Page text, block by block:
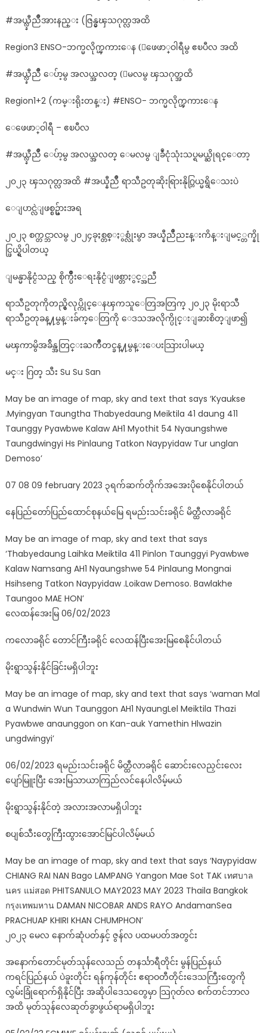
#အယ္လ္နီညိဳအားနည္း (ဇြန္မွၾသဂုတ္လအထိ
Region3 ENSO-ဘက္မလိုက္ၾကားေန (ေဖေဖာ္ဝါရီမွ ဧၿပီလ အထိ
#အယ္လ္နီညိဳ ေပ်ာ့မွ အလယ္အလတ္ (ေမလမွ ၾသဂုတ္အထိ
Region1+2 (ကမ္းရိုးတန္း) #ENSO- ဘက္မလိုက္ၾကားေန
ေဖေဖာ္ဝါရီ – ဧၿပီလ
#အယ္လ္နီညိဳ ေပ်ာ့မွ အလယ္အလတ္ ေမလမွ ျခဳံငုံသုံးသပ္ရမယ္ဆိုရင္ေတာ့
၂၀၂၃ ၾသဂုတ္လအထိ #အယ္နီညိဳ ရာသီဥတုဆိုးရြားနိုဂ္ဘြယ္မရွိေသးပဲ
ေျပာင္လဲျဖစ္စဥ္မ်ားအရ
၂၀၂၃ စက္တင္ဘာလမွ ၂၀၂၄ခုႈစ္တစ္ႏွစ္လုံးမွာ အယ္နီညိဳညႊန္းကိန္းျမင့္တက္နို
င္ဖြယ္ရွိပါတယ္
ျမန္မာနိုင္ငံသည္ စိုက္ပ်ိဳးေရးနိုင္ငံျဖစ္တာႏွင့္အညီ
ရာသီဥတုကိုတည္မွိလုပ္ကိုင္ေနၾကသူေတြအတြက္ ၂၀၂၃ မိုးရာသီ
ရာသီဥတုခန္႔မွန္းခ်က္ေတြကို ေဒသအလိုက္ပိုင္းျခားစိတ္ျဖာ၍
မၾကာမွိအခ်ိန္အတြင္းႀကိဳတင္ခန္႔မွန္းေပးသြားပါမယ္
မင္း ဂြတ္ သီး Su Su San
May be an image of map, sky and text that says ‘Kyaukse
.Myingyan Taungtha Thabyedaung Meiktila 41 daung 411
Taunggy Pyawbwe Kalaw AH1 Myothit 54 Nyaungshwe
Taungdwingyi Hs Pinlaung Tatkon Naypyidaw Tur unglan
Demoso’
07 08 09 february 2023 ၃ရက်ဆက်တိုက်အအေးပိုစေနိုင်ပါတယ်
နေပြည်တော်ပြည်ထောင်စုနယ်မြေ ရမည်းသင်းခရိုင် မိတ္ထီလာခရိုင်
May be an image of map, sky and text that says
‘Thabyedaung Laihka Meiktila 411 Pinlon Taunggyi Pyawbwe
Kalaw Namsang AH1 Nyaungshwe 54 Pinlaung Mongnai
Hsihseng Tatkon Naypyidaw .Loikaw Demoso. Bawlakhe
Taungoo MAE HON’
လေထန်အေးမြ 06/02/2023
ကလောခရိုင် တောင်ကြီးခရိုင် လေထန်ပြီးအေးမြစေနိုင်ပါတယ်
မိုးရွာသွန်းနိုင်ခြင်းမရှိပါဘူး
May be an image of map, sky and text that says ‘waman Mal
a Wundwin Wun Taunggon AH1 NyaungLel Meiktila Thazi
Pyawbwe anaunggon on Kan-auk Yamethin Hlwazin
ungdwingyi’
06/02/2023 ရမည်းသင်းခရိုင် မိတ္ထီလာခရိုင် ဆောင်းလေညှင်းလေး
ပျော်မြူးပြီး အေးမြသာယာကြည်လင်နေပါလိမ့်မယ်
မိုးရွာသွန်းနိုင်တဲ့ အလားအလာမရှိပါဘူး
စပျစ်သီးတွေကြီးထွားအောင်မြင်ပါလိမ့်မယ်
May be an image of map, sky and text that says ‘Naypyidaw
CHIANG RAI NAN Bago LAMPANG Yangon Mae Sot TAK เทศบาล
นคร แม่สอด PHITSANULO MAY2023 MAY 2023 Thaila Bangkok
กรุงเทพมหาน DAMAN NICOBAR ANDS RAYO AndamanSea
PRACHUAP KHIRI KHAN CHUMPHON’
၂၀၂၃ မေလ နောက်ဆုံပတ်နှင့် ဇွန်လ ပထမပတ်အတွင်း
အနောက်တောင်မုတ်သုန်လေသည် တနင်္သာရီတိုင်း မွန်ပြည်နယ်
ကရင်ပြည်နယ် ပဲခူးတိုင်း ရန်ကုန်တိုင်း ဧရာဝတီတိုင်းဒေသကြီးတွေကို
လွှမ်းခြုံရောက်ရှိနိုင်ပြီး အဆိုပါဒေသတွေမှာ သြဂုတ်လ စက်တင်ဘာလ
အထိ မုတ်သုန်လေဆုတ်ခွာဖွယ်ရာမရှိပါဘူး